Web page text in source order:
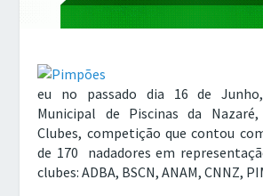
eu no passado dia 16 de
Municipal de Piscinas da
Clubes, competição que contou
de 170 nadadores em
clubes: ADBA, BSCN, ANAM, CNNZ,